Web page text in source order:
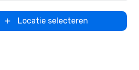
Locatie selecteren